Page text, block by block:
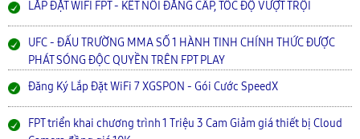
LẮP ĐẶT WIFI FPT - KẾT NỐI ĐẲNG CẤP, TỐC ĐỘ VƯỢT TRỘI
UFC - ĐẤU TRƯỜNG MMA SỐ 1 HÀNH TINH CHÍNH THỨC ĐƯỢC
PHÁT SÓNG ĐỘC QUYỀN TRÊN FPT PLAY
Đăng Ký Lắp Đặt WiFi 7 XGSPON - Gói Cước SpeedX
FPT triển khai chương trình 1 Triệu 3 Cam Giảm giá thiết bị Cloud